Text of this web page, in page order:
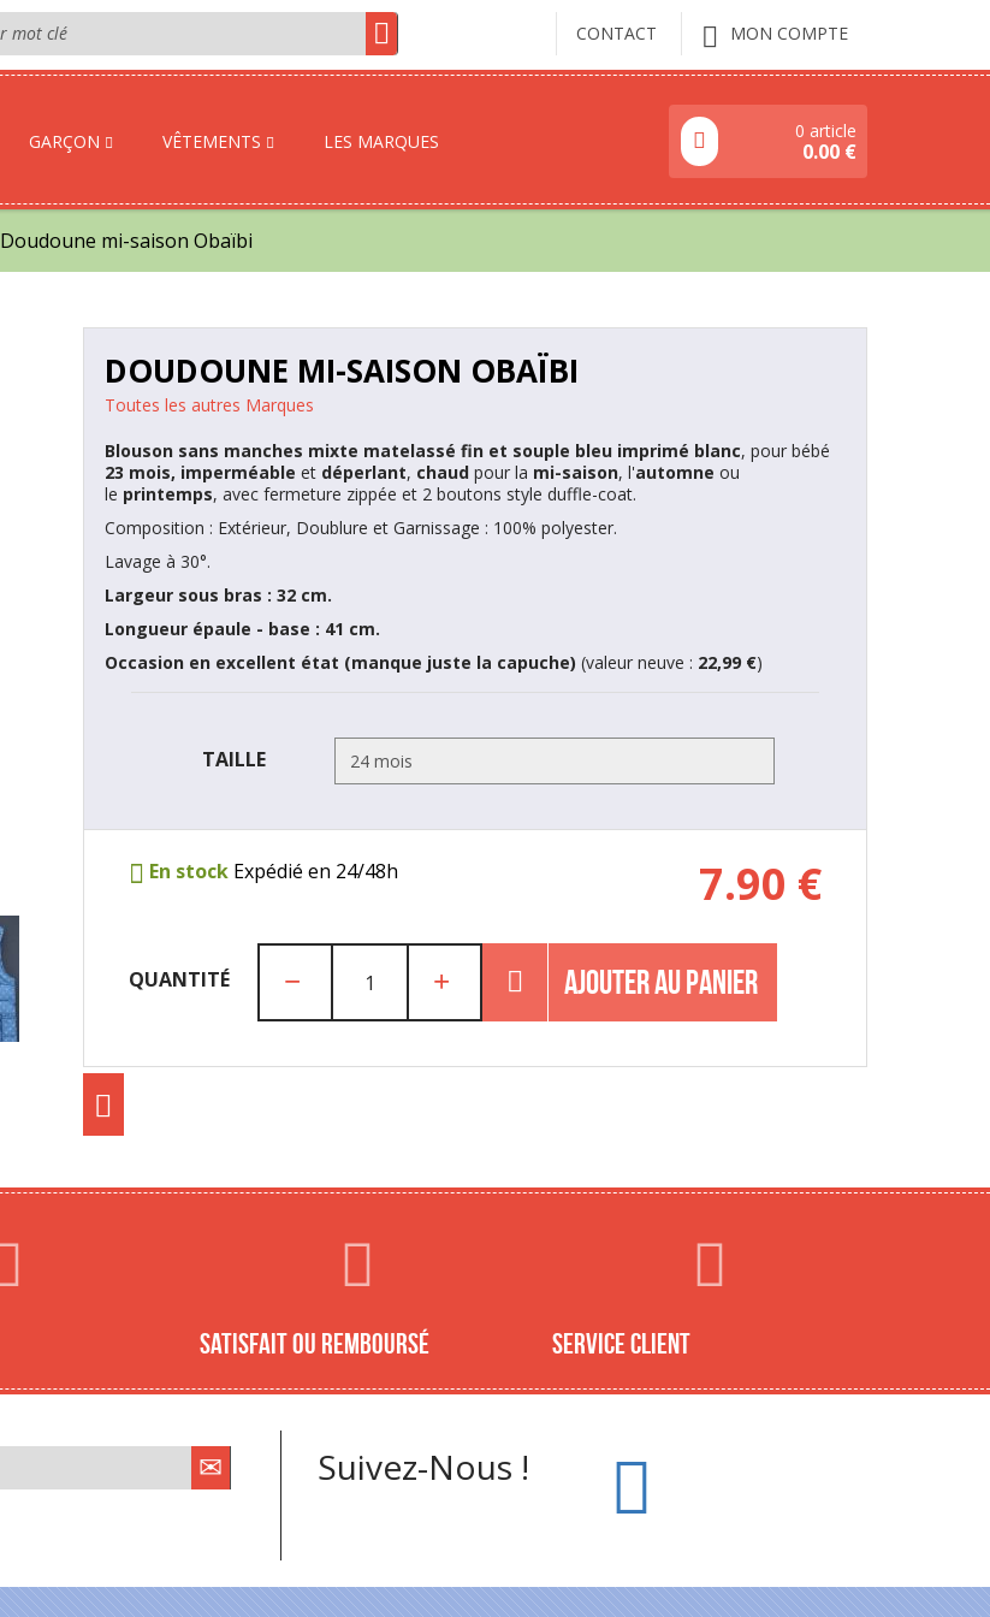
CONTACT MON COMPTE
GARÇON VÊTEMENTS LES MARQUES 0 article
0.00 €
Doudoune mi-saison Obaïbi
DOUDOUNE MI-SAISON OBAÏBI
Toutes les autres Marques
Blouson sans manches mixte matelassé fin et souple bleu imprimé blanc, pour bébé
23 mois, imperméable et déperlant, chaudpour la mi-saison, l'automne ou
le printemps, avec fermeture zippée et 2 boutons style duffle-coat.
Composition : Extérieur, Doublure et Garnissage : 100% polyester.
Lavage à 30°.
Largeur sous bras : 32 cm.
Longueur épaule - base : 41 cm.
Occasion en excellent état (manque juste la capuche) (valeur neuve : 22,99 €)
TAILLE
En stockExpédié en 24/48h 7.90 €
QUANTITÉ AJOUTER AU PANIER
Satisfait ou remboursé Service client
Suivez-Nous !